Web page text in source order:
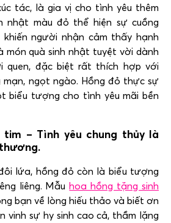
tác, là gia vị cho tình yêu thêm
nhật màu đỏ thể hiện sự cuồng
khiến người nhận cảm thấy hạnh
món quà sinh nhật tuyệt vời dành
quen, đặc biệt rất thích hợp với
ngọt ngào. Hồng đỏ thực sự
biểu tượng cho tình yêu mãi bền
– Tình yêu chung thủy là
lứa, hồng đỏ còn là biểu tượng
liêng. Mẫuhoa hồng tặng sinh
bạn về lòng hiếu thảo và biết ơn
vinh sự hy sinh cao cả, thầm lặng